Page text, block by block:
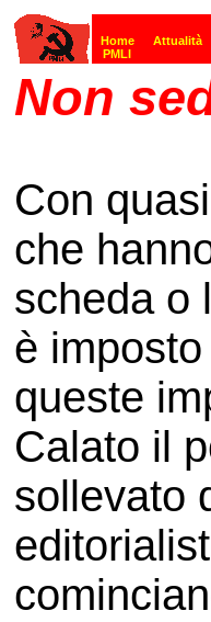
Non
Con
che
scheda o
è
queste
Calato il
sollevato